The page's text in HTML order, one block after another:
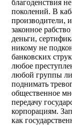
благоденствия
поколений. В
производители,
законное
деньги,
никому не
банковских
любое
любой группы
поднимать
общественное
передачу
корпорациям.
как